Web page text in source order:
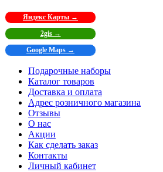
Яндекс Карты →
2gis →
Google Maps →
Подарочные наборы
Каталог товаров
Доставка и оплата
Адрес розничного магазина
Отзывы
О нас
Акции
Как сделать заказ
Контакты
Личный кабинет